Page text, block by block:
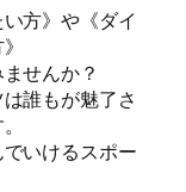
方》や《ダイ
せんか？
誰もが魅了さ
いけるスポー